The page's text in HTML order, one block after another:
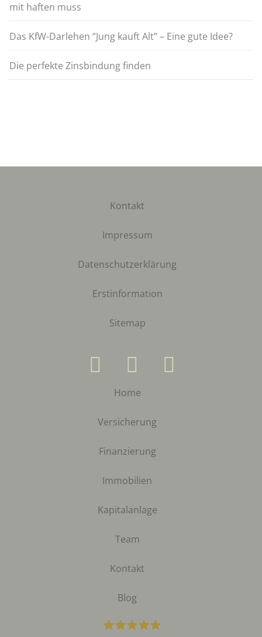
mit haften muss
Das KfW-Darlehen “Jung kauft Alt” – Eine gute Idee?
Die perfekte Zinsbindung finden
Kontakt
Impressum
Datenschutzerklärung
Erstinformation
Sitemap
Home
Versicherung
Finanzierung
Immobilien
Kapitalanlage
Team
Kontakt
Blog